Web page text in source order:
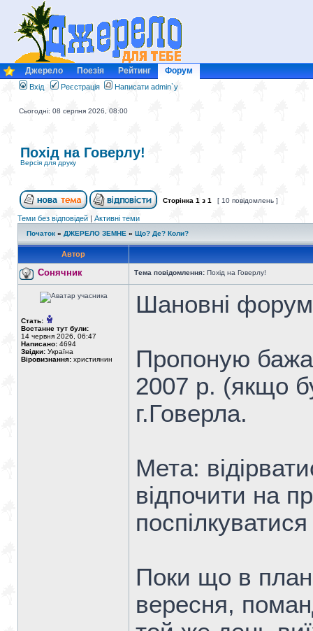
Джерело Поезія Рейтинг Форум
Вхід Реєстрація Написати admin`у
Сьогодні: 08 серпня 2026, 08:00
Похід на Говерлу!
Версія для друку
Сторінка 1 з 1 [ 10 повідомлень ]
Теми без відповідей | Активні теми
Початок » ДЖЕРЕЛО ЗЕМНЕ » Що? Де? Коли?
Автор
Сонячник Тема повідомлення: Похід на Говерлу!
Стать:
Востаннє тут були:
14 червня 2026, 06:47
Написано: 4694
Звідки: Україна
Віровизнання: християнин
Шановні
Пропоную
2007 р. (якщо
г.Говерла.
Мета:
відпочити на
поспілкуватися
Поки що в
вересня,